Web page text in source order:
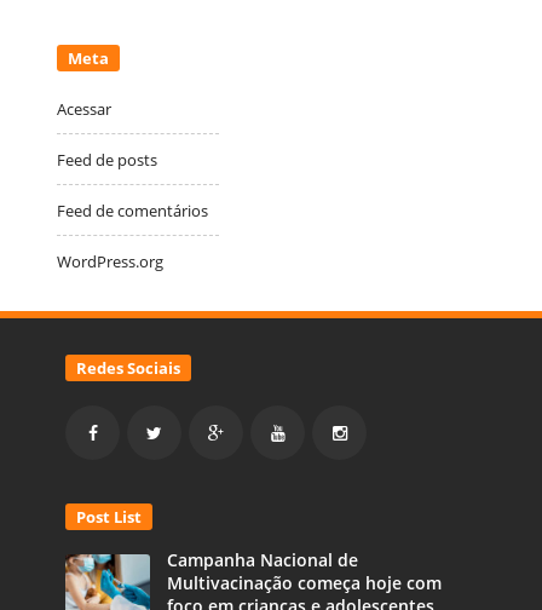
Meta
Acessar
Feed de posts
Feed de comentários
WordPress.org
Redes Sociais
Post List
Campanha Nacional de
Multivacinação começa hoje com